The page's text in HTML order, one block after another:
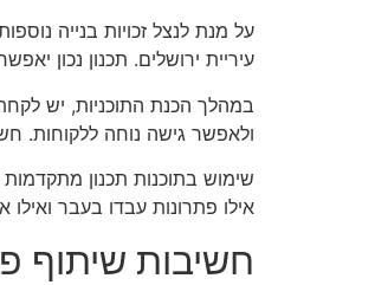
על מנת לנצל זכויות בנייה
עיריית ירושלים. תכנון נכון
במהלך הכנת התוכניות, יש
ולאפשר גישה נוחה ללקוחות.
שימוש בתוכנות תכנון
אילו פתרונות עבדו בעבר ואילו
חשיבות שיתוף